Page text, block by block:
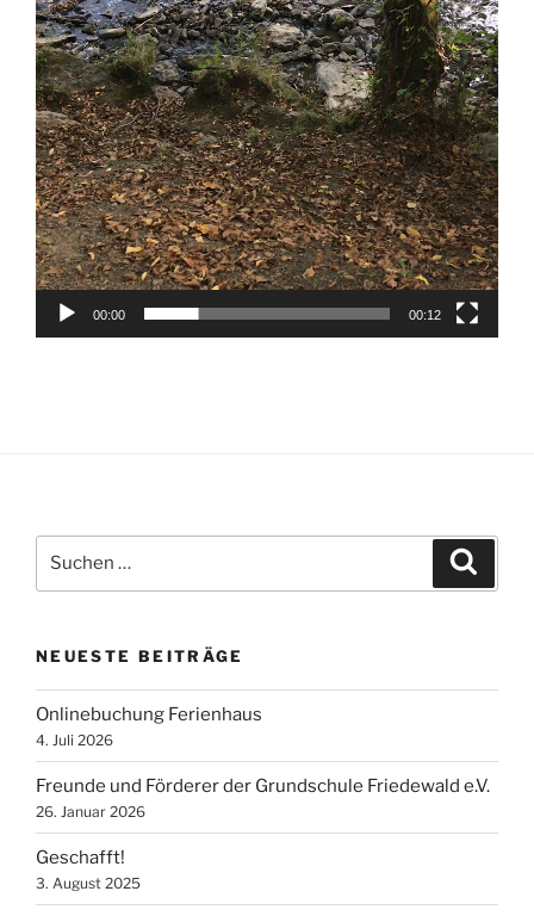
00:00 00:12
nach:
NEUESTE BEITRÄGE
Onlinebuchung Ferienhaus
4. Juli 2026
Freunde und Förderer der Grundschule Friedewald e.V.
26. Januar 2026
Geschafft!
3. August 2025